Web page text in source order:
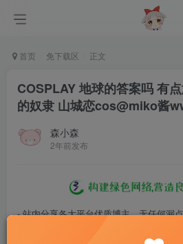
首页 免下载区 正文
COSPLAY 地球的答案吗 有
的奴隶 山城恋cos@miko酱
森小森
2年前发布
- 站内分享各大平台优质博主，无任何漏
- 百度网盘提示提取码错误，请更换浏览